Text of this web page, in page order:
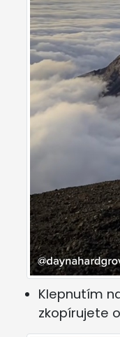
Klepnutím
zkopírujete